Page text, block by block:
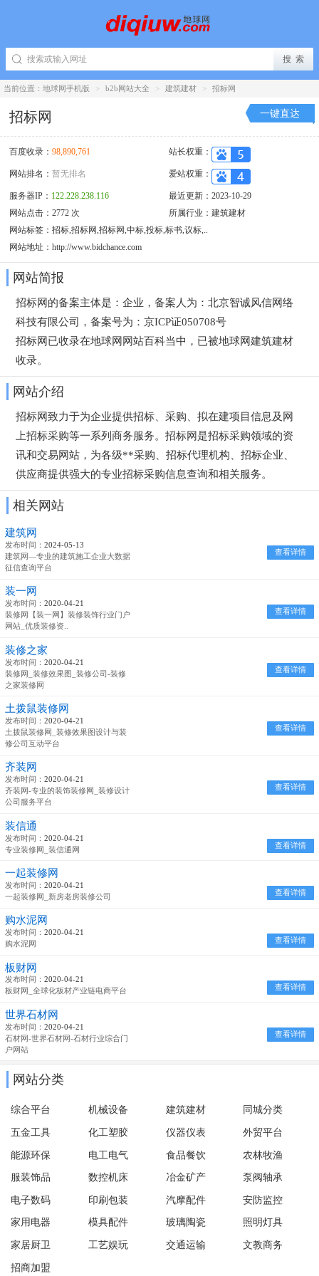
当前位置： 地球网手机版 > b2b网站大全 > 建筑建材 > 招标网
一键直达
招标网
百度收录：98,890,761 站长权重：
网站排名：暂无排名 爱站权重：
服务器IP： 122.228.238.116
最近更新：2023-10-29
网站点击：2772 次
所属行业：建筑建材
网站标签：招标,招标网,招标网,中标,投标,标书,议标,..
网站地址：http://www.bidchance.com
网站简报
招标网的备案主体是：企业，备案人为：北京智诚风信网络
科技有限公司，备案号为：京ICP证050708号
招标网已收录在地球网网站百科当中，已被地球网建筑建材
收录。
网站介绍
招标网致力于为企业提供招标、采购、拟在建项目信息及网
上招标采购等一系列商务服务。招标网是招标采购领域的资
讯和交易网站，为各级**采购、招标代理机构、招标企业、
供应商提供强大的专业招标采购信息查询和相关服务。
相关网站
建筑网
发布时间： 2024-05-13
建筑网—专业的建筑施工企业大数据
征信查询平台
查看详情
装一网
发布时间： 2020-04-21
装修网【装一网】装修装饰行业门户
网站_优质装修资..
查看详情
装修之家
发布时间： 2020-04-21
装修网_装修效果图_装修公司-装修
之家装修网
查看详情
土拨鼠装修网
发布时间： 2020-04-21
土拨鼠装修网_装修效果图设计与装
修公司互动平台
查看详情
齐装网
发布时间： 2020-04-21
齐装网-专业的装饰装修网_装修设计
公司服务平台
查看详情
装信通
发布时间： 2020-04-21
专业装修网_装信通网
查看详情
一起装修网
发布时间： 2020-04-21
一起装修网_新房老房装修公司
查看详情
购水泥网
发布时间： 2020-04-21
购水泥网
查看详情
板财网
发布时间： 2020-04-21
板财网_全球化板材产业链电商平台
查看详情
世界石材网
发布时间： 2020-04-21
石材网-世界石材网-石材行业综合门
户网站
查看详情
网站分类
综合平台 机械设备 建筑建材
同城分类
五金工具
化工塑胶 仪器仪表
外贸平台
能源环保
电工电气 食品餐饮
农林牧渔
服装饰品
数控机床 冶金矿产
泵阀轴承
电子数码
印刷包装 汽摩配件
安防监控
家用电器
模具配件 玻璃陶瓷
照明灯具
家居厨卫
工艺娱玩 交通运输
文教商务
招商加盟